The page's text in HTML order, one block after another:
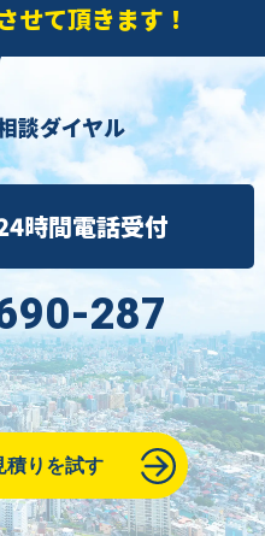
せて頂きます！
談ダイヤル
時間電話受付
287
積りを試す